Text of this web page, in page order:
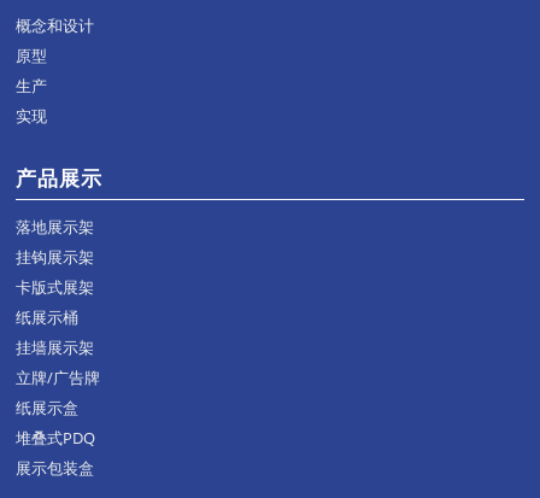
概念和设计
原型
生产
实现
产品展示
落地展示架
挂钩展示架
卡版式展架
纸展示桶
挂墙展示架
立牌/广告牌
纸展示盒
堆叠式PDQ
展示包装盒